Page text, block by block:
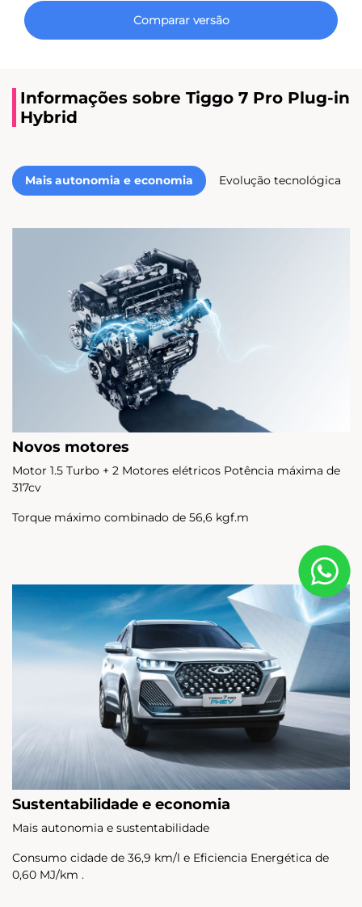
Comparar versão
Informações sobre Tiggo 7 Pro Plug-in
Hybrid
Mais autonomia e economia Evolução tecnológica
Novos motores
Motor 1.5 Turbo + 2 Motores elétricos Potência máxima de
317cv
Torque máximo combinado de 56,6 kgf.m
Sustentabilidade e economia
Mais autonomia e sustentabilidade
Consumo cidade de 36,9 km/l e Eficiencia Energética de
0,60 MJ/km .